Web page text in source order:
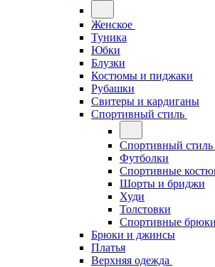
Женское
Туника
Юбки
Блузки
Костюмы и пиджаки
Рубашки
Свитеры и кардиганы
Спортивный стиль
Спортивный стиль
Футболки
Спортивные
Шорты и бриджи
Худи
Толстовки
Спортивные брюки
Брюки и джинсы
Платья
Верхняя одежда